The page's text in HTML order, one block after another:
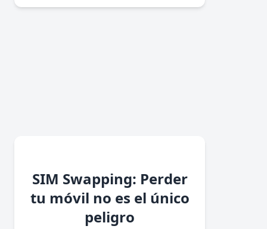
SIM Swapping: Perder
tu móvil no es el único
peligro